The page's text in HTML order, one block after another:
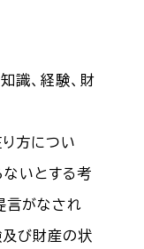
識、経験、財
り方につい
ないとする考
言がなされ
及び財産の状